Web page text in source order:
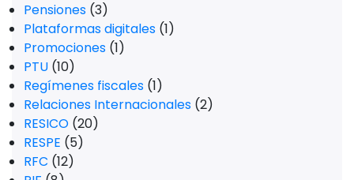
Pensiones (3)
Plataformas digitales (1)
Promociones (1)
PTU (10)
Regímenes fiscales (1)
Relaciones Internacionales (2)
RESICO (20)
RESPE (5)
RFC (12)